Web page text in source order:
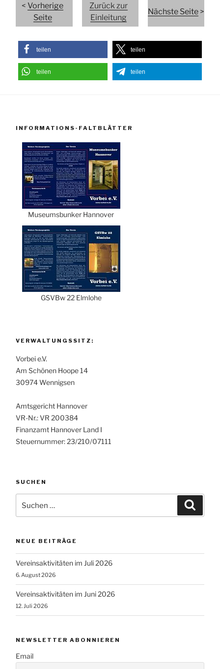
<Vorherige
Seite
Zurück zur
Einleitung
Nächste Seite >
teilen teilen
teilen teilen
INFORMATIONS-FALTBLÄTTER
Museumsbunker Hannover
GSVBw 22 Elmlohe
VERWALTUNGSSITZ:
Vorbei e.V.
Am Schönen Hoope 14
30974 Wennigsen
Amtsgericht Hannover
VR-Nr.: VR 200384
Finanzamt Hannover Land I
Steuernummer: 23/210/07111
SUCHEN
nach:
NEUE BEITRÄGE
Vereinsaktivitäten im Juli 2026
6. August 2026
Vereinsaktivitäten im Juni 2026
12. Juli 2026
NEWSLETTER ABONNIEREN
Email